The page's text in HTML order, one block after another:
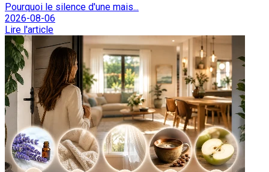
Pourquoi le silence d'une mais...
2026-08-06
Lire l'article